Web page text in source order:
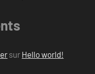
sur Hello world!